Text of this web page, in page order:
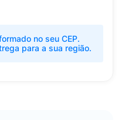
no seu CEP.
para a sua região.